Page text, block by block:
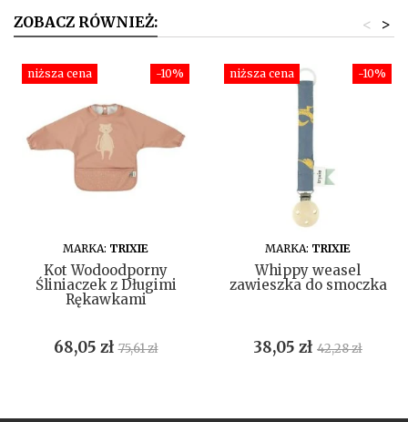
ZOBACZ RÓWNIEŻ: >
<
-10%
niższa cena
DO KOSZYKA
MARKA: TRIXIE
Kot Wodoodporny
Śliniaczek z Długimi
Rękawkami
Cena
68,05 zł Cena
75,61 zł
-10%
niższa cena
DO KOSZYKA
MARKA: TRIXIE
Whippy weasel
zawieszka do smoczka
Cena
38,05 zł Cena
42,28 zł